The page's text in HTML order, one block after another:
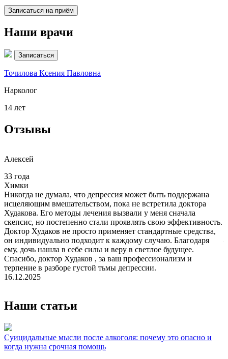
Записаться на приём
Наши врачи
Записаться
Точилова Ксения Павловна
Нарколог
14 лет
Отзывы
Алексей
33 года
Химки
Никогда не думала, что депрессия может быть поддержана
исцеляющим вмешательством, пока не встретила доктора
Худакова. Его методы лечения вызвали у меня сначала
скепсис, но постепенно стали проявлять свою эффективность.
Доктор Худаков не просто применяет стандартные средства,
он индивидуально подходит к каждому случаю. Благодаря
ему, дочь нашла в себе силы и веру в светлое будущее.
Спасибо, доктор Худаков , за ваш профессионализм и
терпение в разборе густой тьмы депрессии.
16.12.2025
Наши статьи
Суицидальные мысли после алкоголя: почему это опасно и
когда нужна срочная помощь